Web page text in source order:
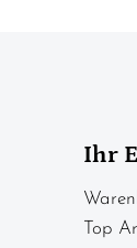
Ihr
Top